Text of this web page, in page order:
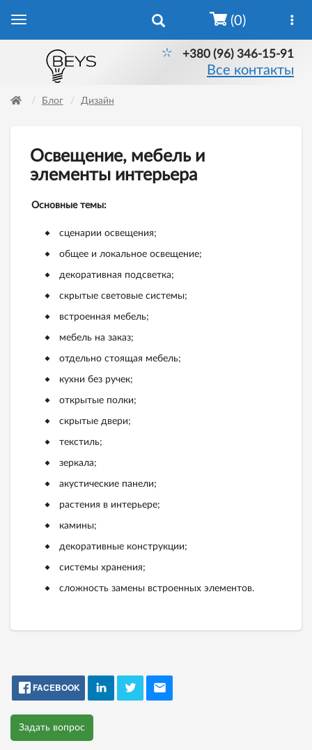
+380 (96) 346-15-91
Все контакты
(0)
Блог Дизайн
Освещение, мебель и
элементы интерьера
Основные темы:
сценарии освещения;
общее и локальное освещение;
декоративная подсветка;
скрытые световые системы;
встроенная мебель;
мебель на заказ;
отдельно стоящая мебель;
кухни без ручек;
открытые полки;
скрытые двери;
текстиль;
зеркала;
акустические панели;
растения в интерьере;
камины;
декоративные конструкции;
системы хранения;
сложность замены встроенных элементов.
FACEBOOK
Задать вопрос